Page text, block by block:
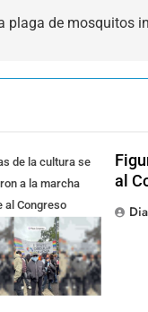
plaga de mosquitos
de la cultura se
a la marcha
al Congreso
la Ley de
Privada
al